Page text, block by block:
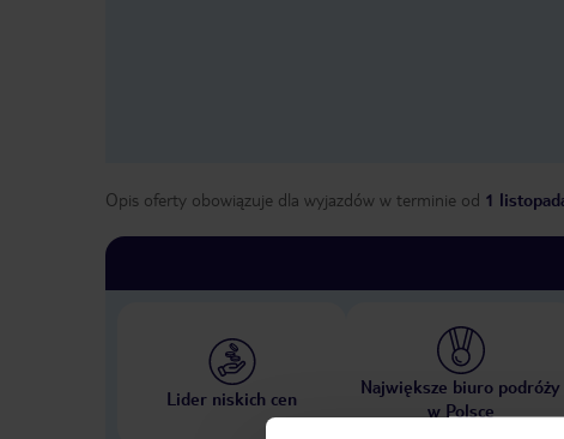
Opis oferty obowiązuje dla wyjazdów w terminie od 1
Lider niskich cen
Największe biuro podróży
w Polsce